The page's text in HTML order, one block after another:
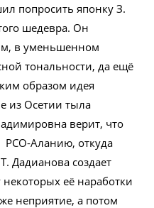
попросить японку З.
шедевра. Он
в уменьшенном
тональности, да ещё
образом идея
из Осетии тыла
верит, что
РСО-Аланию, откуда
Дадианова создает
её наработки
неприятие, а потом